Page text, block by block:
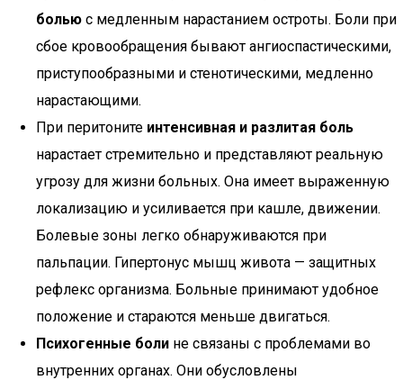
болью с медленным нарастанием остроты. Боли при
сбое кровообращения бывают ангиоспастическими,
приступообразными и стенотическими, медленно
нарастающими.
При перитоните интенсивная и разлитая боль
нарастает стремительно и представляют реальную
угрозу для жизни больных. Она имеет выраженную
локализацию и усиливается при кашле, движении.
Болевые зоны легко обнаруживаются при
пальпации. Гипертонус мышц живота — защитных
рефлекс организма. Больные принимают удобное
положение и стараются меньше двигаться.
Психогенные боли не связаны с проблемами во
внутренних органах. Они обусловлены